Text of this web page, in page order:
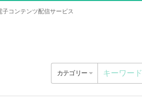
子コンテンツ配信サービス
カテゴリー